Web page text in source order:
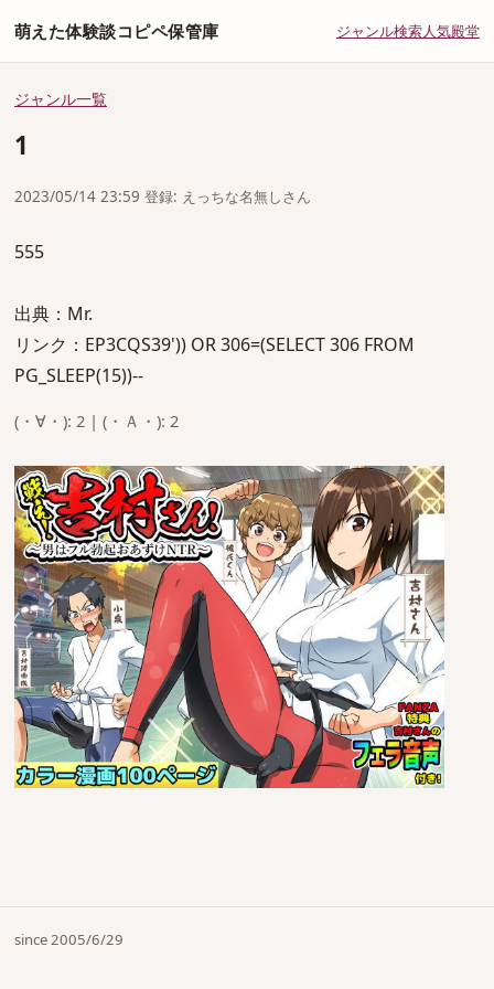
萌えた体験談コピペ保管庫 ジャンル検索人気殿堂
ジャンル一覧
1
2023/05/14 23:59 登録: えっちな名無しさん
555
出典：Mr.
リンク：EP3CQS39')) OR 306=(SELECT 306 FROM
PG_SLEEP(15))--
(・∀・): 2 | (・Ａ・): 2
since 2005/6/29